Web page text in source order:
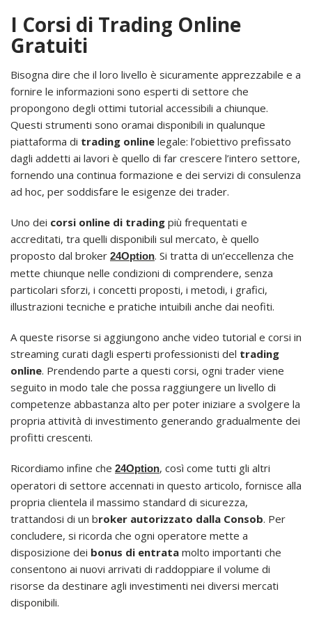
I Corsi di Trading Online
Gratuiti
Bisogna dire che il loro livello è sicuramente apprezzabile e a
fornire le informazioni sono esperti di settore che
propongono degli ottimi tutorial accessibili a chiunque.
Questi strumenti sono oramai disponibili in qualunque
piattaforma di trading online legale: l’obiettivo prefissato
dagli addetti ai lavori è quello di far crescere l’intero settore,
fornendo una continua formazione e dei servizi di consulenza
ad hoc, per soddisfare le esigenze dei trader.
Uno dei corsi online di trading più frequentati e
accreditati, tra quelli disponibili sul mercato, è quello
proposto dal broker 24Option. Si tratta di un’eccellenza che
mette chiunque nelle condizioni di comprendere, senza
particolari sforzi, i concetti proposti, i metodi, i grafici,
illustrazioni tecniche e pratiche intuibili anche dai neofiti.
A queste risorse si aggiungono anche video tutorial e corsi in
streaming curati dagli esperti professionisti del trading
online. Prendendo parte a questi corsi, ogni trader viene
seguito in modo tale che possa raggiungere un livello di
competenze abbastanza alto per poter iniziare a svolgere la
propria attività di investimento generando gradualmente dei
profitti crescenti.
Ricordiamo infine che 24Option, così come tutti gli altri
operatori di settore accennati in questo articolo, fornisce alla
propria clientela il massimo standard di sicurezza,
trattandosi di un broker autorizzato dalla Consob. Per
concludere, si ricorda che ogni operatore mette a
disposizione dei bonus di entrata molto importanti che
consentono ai nuovi arrivati di raddoppiare il volume di
risorse da destinare agli investimenti nei diversi mercati
disponibili.